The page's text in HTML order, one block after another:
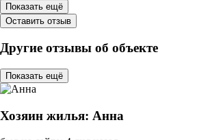
Показать ещё
Оставить отзыв
Другие отзывы об объекте
Показать ещё
Хозяин жилья: Анна